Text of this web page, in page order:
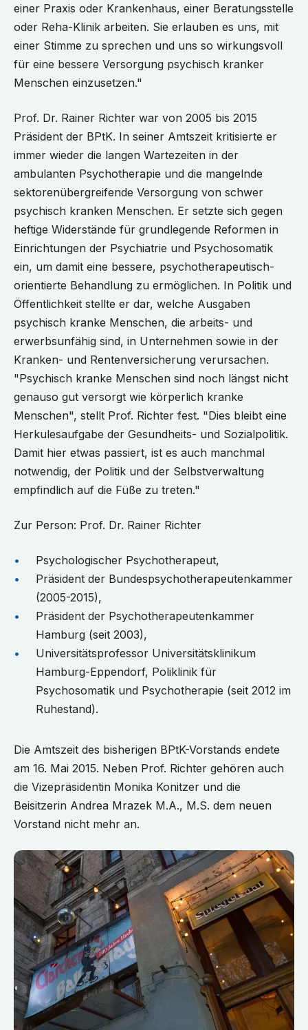
einer Praxis oder Krankenhaus, einer Beratungsstelle
oder Reha-Klinik arbeiten. Sie erlauben es uns, mit
einer Stimme zu sprechen und uns so wirkungsvoll
für eine bessere Versorgung psychisch kranker
Menschen einzusetzen."
Prof. Dr. Rainer Richter war von 2005 bis 2015
Präsident der BPtK. In seiner Amtszeit kritisierte er
immer wieder die langen Wartezeiten in der
ambulanten Psychotherapie und die mangelnde
sektorenübergreifende Versorgung von schwer
psychisch kranken Menschen. Er setzte sich gegen
heftige Widerstände für grundlegende Reformen in
Einrichtungen der Psychiatrie und Psychosomatik
ein, um damit eine bessere, psychotherapeutisch-
orientierte Behandlung zu ermöglichen. In Politik und
Öffentlichkeit stellte er dar, welche Ausgaben
psychisch kranke Menschen, die arbeits- und
erwerbsunfähig sind, in Unternehmen sowie in der
Kranken- und Rentenversicherung verursachen.
"Psychisch kranke Menschen sind noch längst nicht
genauso gut versorgt wie körperlich kranke
Menschen", stellt Prof. Richter fest. "Dies bleibt eine
Herkulesaufgabe der Gesundheits- und Sozialpolitik.
Damit hier etwas passiert, ist es auch manchmal
notwendig, der Politik und der Selbstverwaltung
empfindlich auf die Füße zu treten."
Zur Person: Prof. Dr. Rainer Richter
Psychologischer Psychotherapeut,
Präsident der Bundespsychotherapeutenkammer
(2005-2015),
Präsident der Psychotherapeutenkammer
Hamburg (seit 2003),
Universitätsprofessor Universitätsklinikum
Hamburg-Eppendorf, Poliklinik für
Psychosomatik und Psychotherapie (seit 2012 im
Ruhestand).
Die Amtszeit des bisherigen BPtK-Vorstands endete
am 16. Mai 2015. Neben Prof. Richter gehören auch
die Vizepräsidentin Monika Konitzer und die
Beisitzerin Andrea Mrazek M.A., M.S. dem neuen
Vorstand nicht mehr an.